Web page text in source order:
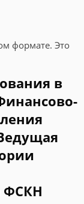
формате. Это
в
ФСКН